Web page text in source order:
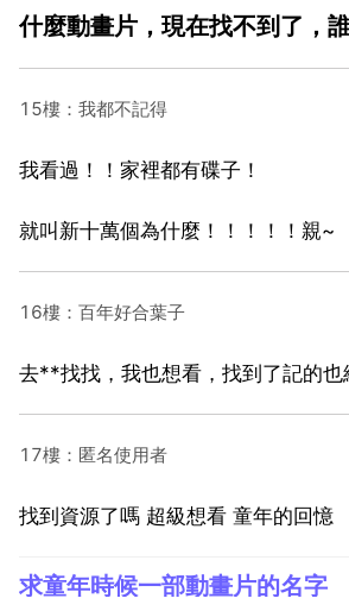
什麼動畫片，現在找不到了，
15樓：我都不記得
我看過！！家裡都有碟子！
就叫新十萬個為什麼！！！！！親~
16樓：百年好合葉子
去**找找，我也想看，找到了記的也
17樓：匿名使用者
找到資源了嗎 超級想看 童年的回憶
求童年時候一部動畫片的名字